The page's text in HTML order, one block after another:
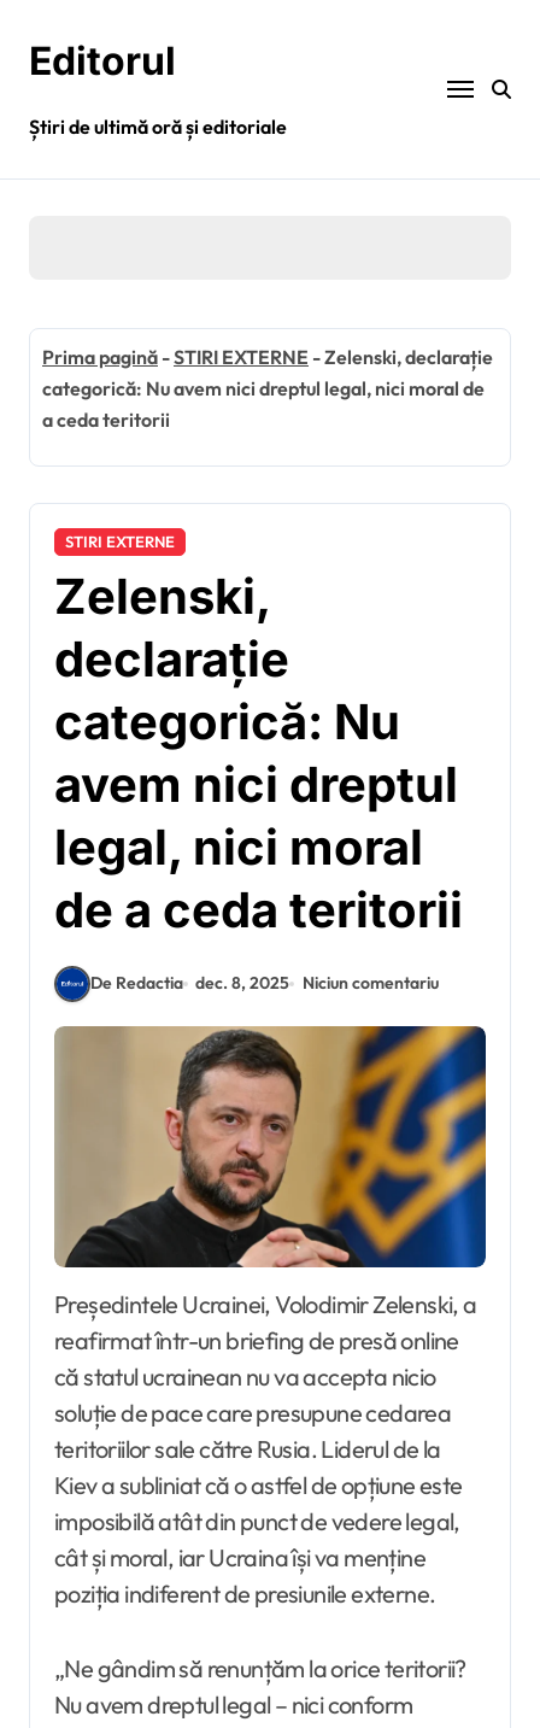
conținutEditorul
Știri de ultimă oră și editoriale
Prima pagină -STIRI EXTERNE -Zelenski, declarație
categorică: Nu avem nici dreptul legal, nici moral de
a ceda teritorii
STIRI EXTERNE
Zelenski,
declarație
categorică: Nu
avem nici dreptul
legal, nici moral
de a ceda teritorii
De Redactia dec. 8, 2025 Niciun comentariu
Președintele Ucrainei, Volodimir Zelenski, a
reafirmat într-un briefing de presă online
că statul ucrainean nu va accepta nicio
soluție de pace care presupune cedarea
teritoriilor sale către Rusia. Liderul de la
Kiev a subliniat că o astfel de opțiune este
imposibilă atât din punct de vedere legal,
cât și moral, iar Ucraina își va menține
poziția indiferent de presiunile externe.
„Ne gândim să renunțăm la orice teritorii?
Nu avem dreptul legal – nici conform